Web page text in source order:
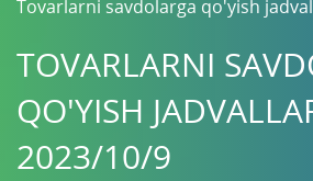
Tovarlarni savdolarga qo'yish
TOVARLARNI
QO'YISH
2023/10/9